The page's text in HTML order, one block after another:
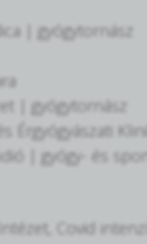
| gyógytornász
| gyógytornász
Érgyógyászati
| gyógy- és
Covid